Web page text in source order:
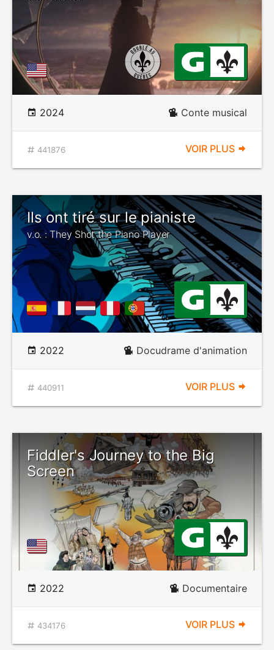
2024 Conte musical
441876 VOIR PLUS
Ils ont tiré sur le pianiste
v.o. : They Shot the Piano Player
2022 Docudrame d'animation
440911 VOIR PLUS
Fiddler's Journey to the Big
Screen
2022 Documentaire
434176 VOIR PLUS